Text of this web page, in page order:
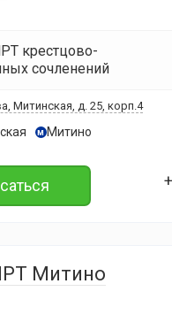
крестцово-
сочленений
Митинcкая, д. 25, корп.4
м Митино
Митино